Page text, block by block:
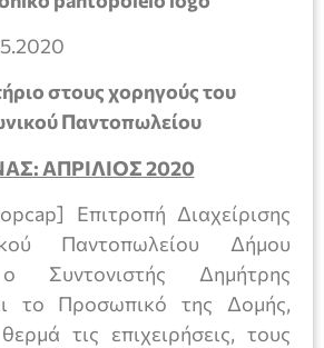
στους χορηγούς του
Παντοπωλείου
ΑΠΡΙΛΙΟΣ2020
Επιτροπή Διαχείρισης
Παντοπωλείου Δήμου
Συντονιστής Δημήτρης
το Προσωπικό της Δομής,
τις επιχειρήσεις, τους